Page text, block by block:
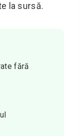
la sursă.
fără